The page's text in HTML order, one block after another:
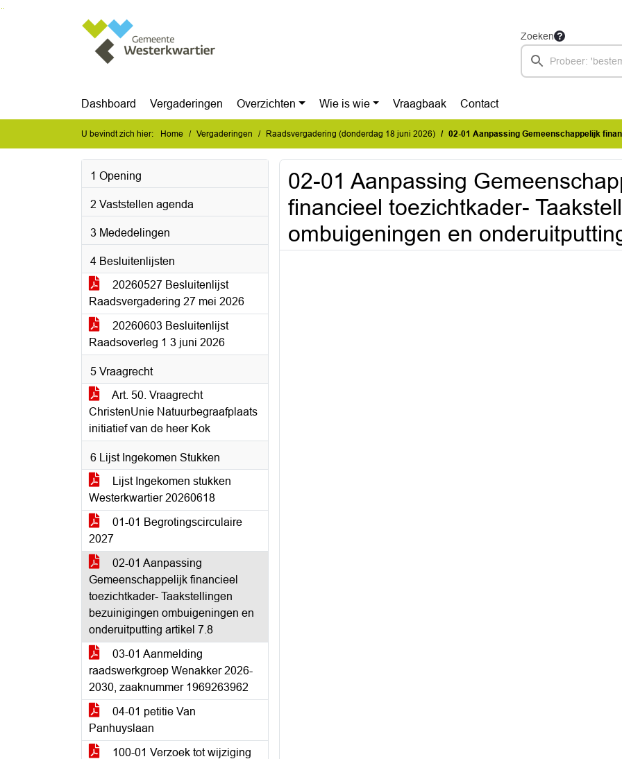
Zoeken
Dashboard Vergaderingen Overzichten Wie is wie Vraagbaak Contact
U bevindt zich hier: Home Vergaderingen Raadsvergadering (donderdag 18 juni 2026) 02-01 Aanpassing Gemeenschappelijk financieel toezichtkader- Taakstellingen bezuinigingen
1 Opening
2 Vaststellen agenda
3 Mededelingen
4 Besluitenlijsten
20260527 Besluitenlijst
Raadsvergadering 27 mei 2026
20260603 Besluitenlijst
Raadsoverleg 1 3 juni 2026
5 Vraagrecht
Art. 50. Vraagrecht
ChristenUnie Natuurbegraafplaats
initiatief van de heer Kok
6 Lijst Ingekomen Stukken
Lijst Ingekomen stukken
Westerkwartier 20260618
01-01 Begrotingscirculaire
2027
02-01 Aanpassing
Gemeenschappelijk financieel
toezichtkader- Taakstellingen
bezuinigingen ombuigeningen en
onderuitputting artikel 7.8
03-01 Aanmelding
raadswerkgroep Wenakker 2026-
2030, zaaknummer 1969263962
04-01 petitie Van
Panhuyslaan
100-01 Verzoek tot wijziging
02-01 Aanpassing
financieel toezichtkader-
ombuigeningen en